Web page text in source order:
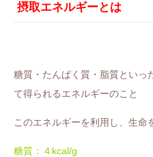
摂取エネルギーとは
糖質・たんぱく質・脂質といっ
て得られるエネルギーのこと
このエネルギーを利用し、生命
糖質：４kcal/g